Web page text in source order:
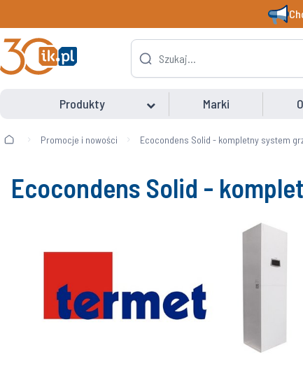
Produkty Marki
Promocje i nowości Ecocondens Solid - kompletny system
Ecocondens Solid -